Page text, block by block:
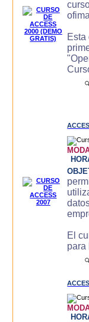
Esta
El